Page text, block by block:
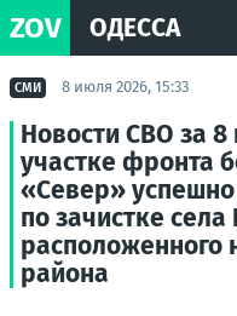
ZOV ОДЕССА
СМИ 8 июля 2026, 15:33
Новости СВО за
участке фронта
«Север»
по зачистке
расположенного
района